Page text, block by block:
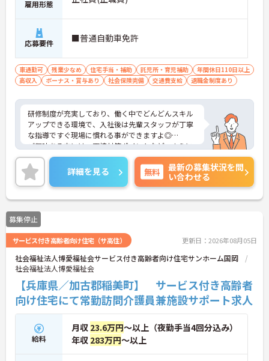
雇用形態
応募要件 ■普通自動車免許
車通勤可 残業少なめ 住宅手当・補助 託児所・育児補助
年間休日110日以上
高収入
ボーナス・賞与あり 社会保険完備 交通費支給 退職金制度あり
研修制度が充実しており、働く中でどんどんスキル
アップできる環境で、入社後は先輩スタッフが丁寧
な指導ですぐ現場に慣れる事ができますよ◎
ご興味ある方には、面接対策ポイントなど、さらに
詳細をお話しいたしますのでお気軽にご相談くださ
い。
詳細を見る 無料
最新の募集状況を問
い合わせる
募集停止
サービス付き高齢者向け住宅（サ高住） 更新日：2026年08月05日
社会福祉法人博愛福祉会サービス付き高齢者向け住宅サンホーム国岡
社会福祉法人博愛福祉会
【兵庫県／加古郡稲美町】 サービス付き高齢者
向け住宅にて常勤訪問介護員兼施設サポート求人
給料
月収 23.6万円～以上（夜勤手当4回分込み）
年収 283万円～以上